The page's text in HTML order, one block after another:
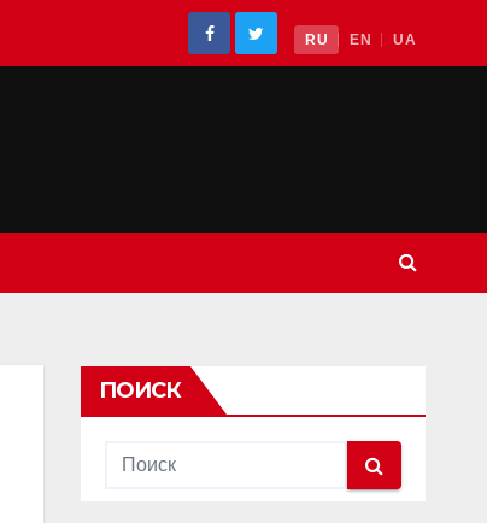
RU EN UA
ПОИСК